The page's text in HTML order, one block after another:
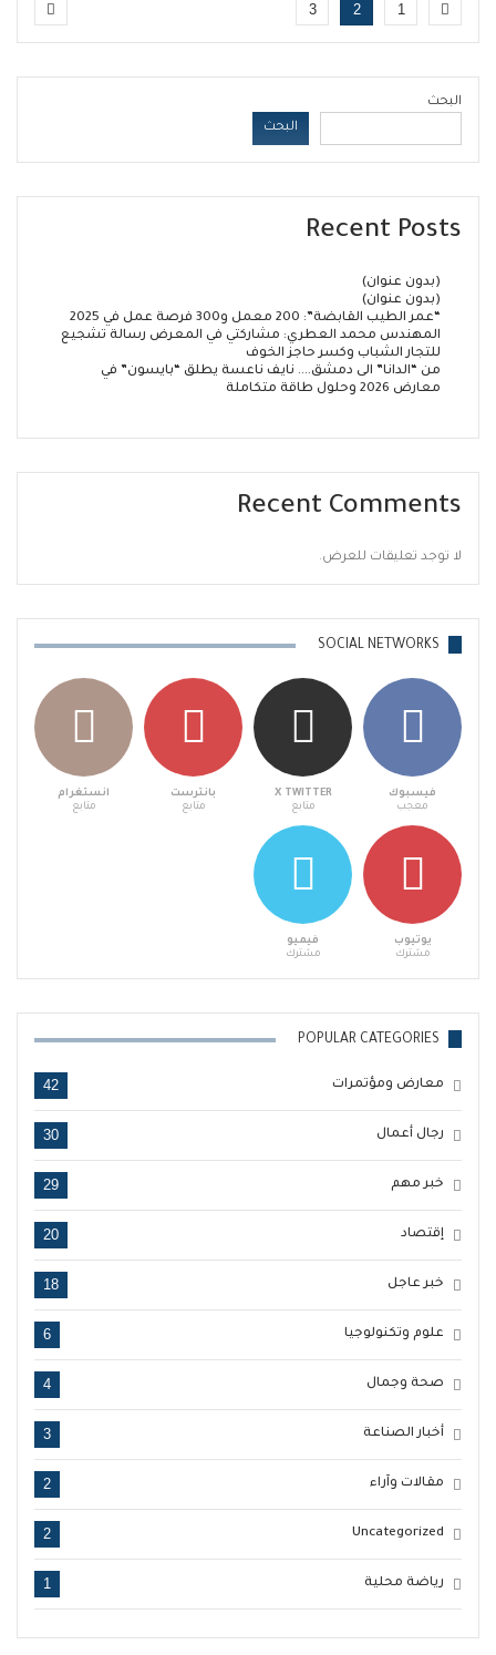
1
2
3
البحث
البحث
Recent Posts
(بدون عنوان)
(بدون عنوان)
“عمر الطيب القابضة”: 200 معمل و300 فرصة عمل في 2025
المهندس محمد العطري: مشاركتي في المعرض رسالة تشجيع
للتجار الشباب وكسر حاجز الخوف
من “الدانا” الى دمشق…. نايف ناعسة يطلق “بايسون” في
معارض 2026 وحلول طاقة متكاملة
Recent Comments
لا توجد تعليقات للعرض.
SOCIAL NETWORKS
فيسبوك
معجب
X TWITTER
متابع
بانترست
متابع
انستغرام
متابع
يوتيوب
مشترك
فيميو
مشترك
POPULAR CATEGORIES
معارض ومؤتمرات 42
رجال أعمال 30
خبر مهم 29
إقتصاد 20
خبر عاجل 18
علوم وتكنولوجيا 6
صحة وجمال 4
أخبار الصناعة 3
مقالات وآراء 2
Uncategorized
2
رياضة محلية 1